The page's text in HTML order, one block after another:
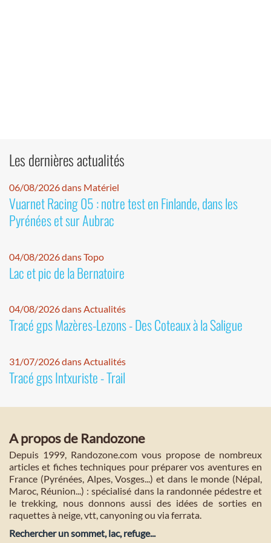
Les dernières actualités
06/08/2026 dans Matériel
Vuarnet Racing 05 : notre test en Finlande, dans les
Pyrénées et sur Aubrac
04/08/2026 dans Topo
Lac et pic de la Bernatoire
04/08/2026 dans Actualités
Tracé gps Mazères-Lezons - Des Coteaux à la Saligue
31/07/2026 dans Actualités
Tracé gps Intxuriste - Trail
A propos de Randozone
Depuis 1999, Randozone.com vous propose de nombreux
articles et fiches techniques pour préparer vos aventures en
France (Pyrénées, Alpes, Vosges...) et dans le monde (Népal,
Maroc, Réunion...) : spécialisé dans la randonnée pédestre et
le trekking, nous donnons aussi des idées de sorties en
raquettes à neige, vtt, canyoning ou via ferrata.
Rechercher un sommet, lac, refuge...